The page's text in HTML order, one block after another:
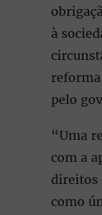
à
pelo
“Uma
com a
direitos
como